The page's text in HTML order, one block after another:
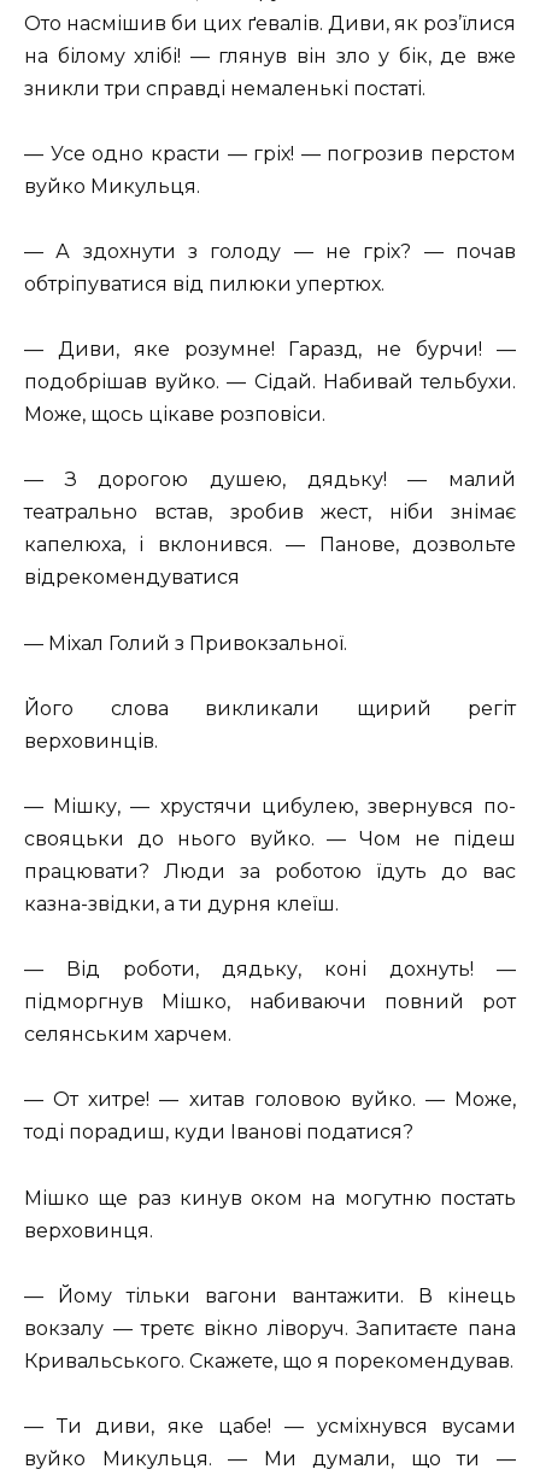
Ото насмішив би цих ґевалів. Диви, як роз’їлися
на білому хлібі! — глянув він зло у бік, де вже
зникли три справді немаленькі постаті.
— Усе одно красти — гріх! — погрозив перстом
вуйко Микульця.
— А здохнути з голоду — не гріх? — почав
обтріпуватися від пилюки упертюх.
— Диви, яке розумне! Гаразд, не бурчи! —
подобрішав вуйко. — Сідай. Набивай тельбухи.
Може, щось цікаве розповіси.
— З дорогою душею, дядьку! — малий
театрально встав, зробив жест, ніби знімає
капелюха, і вклонився. — Панове, дозвольте
відрекомендуватися
— Міхал Голий з Привокзальної.
Його слова викликали щирий регіт
верховинців.
— Мішку, — хрустячи цибулею, звернувся по-
свояцьки до нього вуйко. — Чом не підеш
працювати? Люди за роботою їдуть до вас
казна-звідки, а ти дурня клеїш.
— Від роботи, дядьку, коні дохнуть! —
підморгнув Мішко, набиваючи повний рот
селянським харчем.
— От хитре! — хитав головою вуйко. — Може,
тоді порадиш, куди Іванові податися?
Мішко ще раз кинув оком на могутню постать
верховинця.
— Йому тільки вагони вантажити. В кінець
вокзалу — третє вікно ліворуч. Запитаєте пана
Кривальського. Скажете, що я порекомендував.
— Ти диви, яке цабе! — усміхнувся вусами
вуйко Микульця. — Ми думали, що ти —